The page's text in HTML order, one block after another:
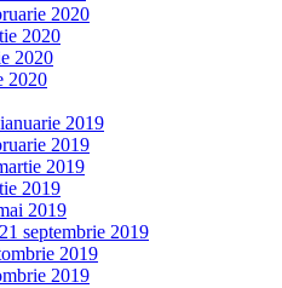
2020
2020
2020
2020
2019
2019
2019
2019
2019
septembrie 2019
2019
2019